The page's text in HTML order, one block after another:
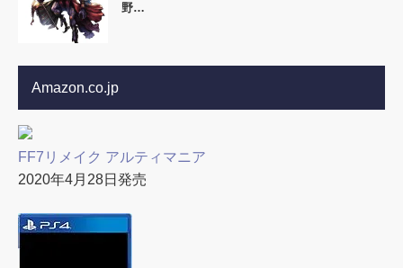
野…
Amazon.co.jp
FF7リメイク アルティマニア
2020年4月28日発売